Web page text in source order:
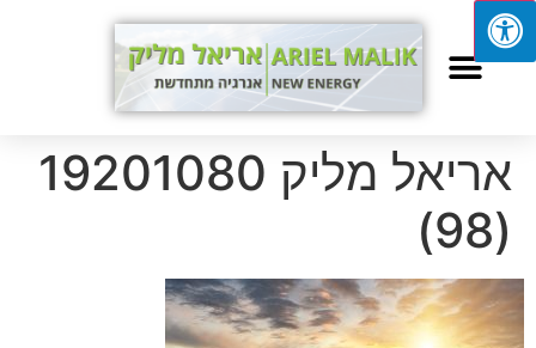
אריאל מליק 19201080
(98)